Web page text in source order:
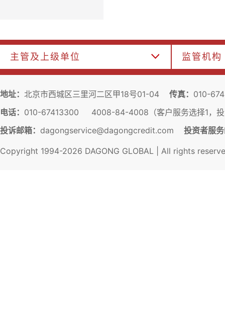
主管及上级单位 监管机构
地址： 北京市西城区三里河二区甲18号01-04 传真： 010-
电话： 010-67413300 4008-84-4008（客户服务选择1，投
投诉邮箱： dagongservice@dagongcredit.com 投资者服
Copyright 1994-2026 DAGONG GLOBAL | All rights